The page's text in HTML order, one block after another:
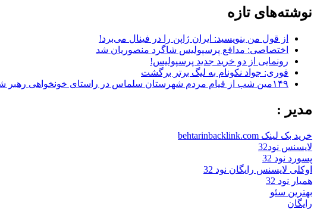
نوشته‌های تازه
از قول من بنویسید: ایران ژاپن را در فینال می‌برد!
اختصاصی: مدافع پرسپولیس شاگرد منصوریان شد
رونمایی از دو خرید جدید پرسپولیس!
فوری: جواد نکونام به لیگ برتر برگشت
۱۴۹مین شب از قیام مردم شهرستان سلماس در راستای خونخواهی رهبر شهید + تصاویر
مدیر :
خرید بک لینک behtarinbacklink.com
لایسنس نود32
پسورد نود 32
اوکلی لایسنس رایگان نود 32
همیار نود 32
بهترین سئو
رایگان